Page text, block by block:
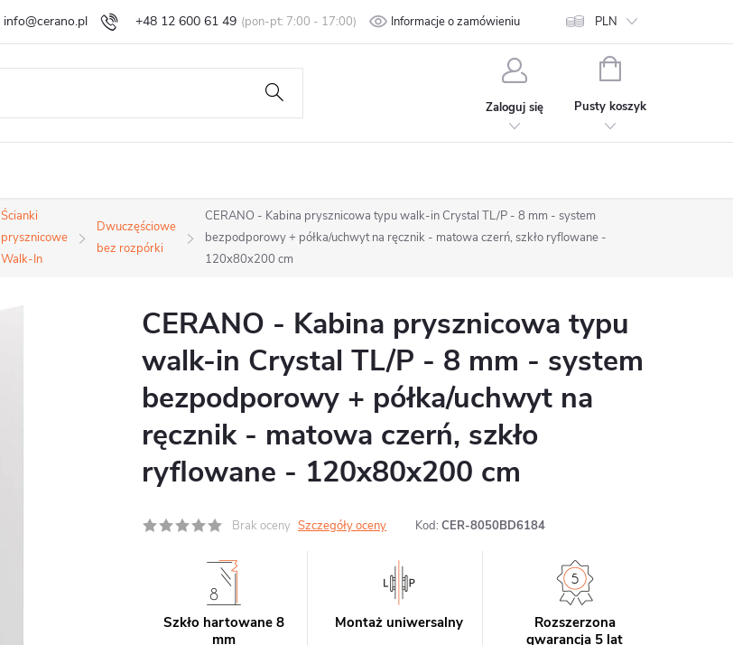
+48 12 600 61 49
info@cerano.pl
Indywidualna wycena Zwroty i reklamacje Regulamin Polityka prywatności Kontakt
Informacje o zamówieniu PLN
Zaloguj się
KOSZYK
Pusty koszyk
Ścianki
prysznicowe
Walk-In
Dwuczęściowe
bez rozpórki
CERANO - Kabina prysznicowa typu walk-in Crystal TL/P - 8 mm - system
bezpodporowy + półka/uchwyt na ręcznik - matowa czerń, szkło ryflowane -
120x80x200 cm
CERANO - Kabina prysznicowa typu
walk-in Crystal TL/P - 8 mm - system
bezpodporowy + półka/uchwyt na
ręcznik - matowa czerń, szkło
ryflowane - 120x80x200 cm
Brak oceny Szczegóły oceny Kod: CER-8050BD6184
Szkło hartowane 8
mm
Montaż uniwersalny
Rozszerzona
gwarancja 5 lat